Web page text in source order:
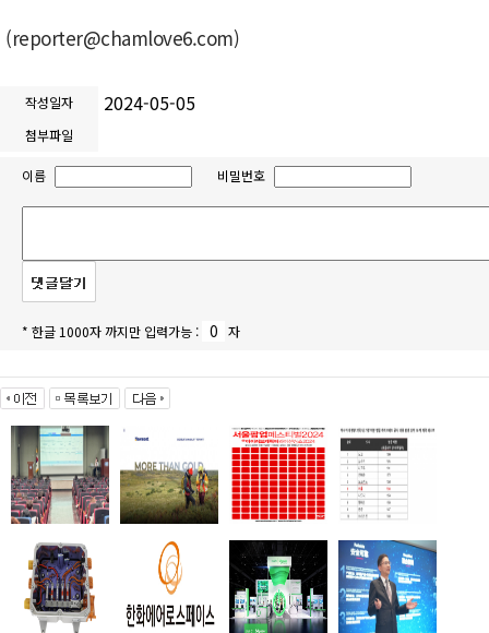
(reporter@chamlove6.com)
작성일자 2024-05-05
첨부파일
이름 비밀번호
* 한글 1000자 까지만 입력가능 : 자